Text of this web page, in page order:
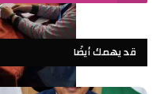
قد يهمك أيضًا